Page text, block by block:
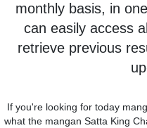
monthly basis, in
can easily access
retrieve previous
If you're looking for today
what the mangan Satta King